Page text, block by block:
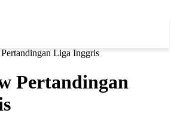
Liga Inggris
Pertandingan